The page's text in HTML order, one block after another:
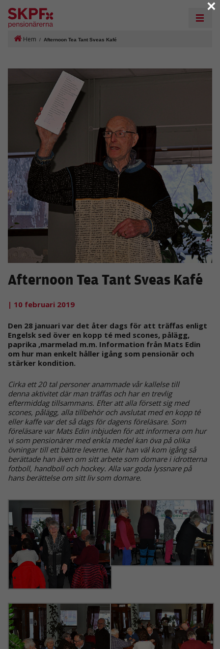
Hem / Afternoon Tea Tant Sveas Kafé
Afternoon Tea Tant Sveas Kafé
| 10 februari 2019
Den 28 januari var det åter dags för att träffas enligt
Engelsk sed över en kopp té med scones, pålägg,
paprika ,marmelad m.m. Information från Mats Edin
om hur man enkelt håller igång som pensionär och
stärker kondition.
Cirka ett 20 tal personer anammade vår kallelse till
denna aktivitet där man träffas och har en trevlig
eftermiddag tillsammans. Efter att alla försett sig med
scones, pålägg, alla tillbehör och avslutat med en kopp té
eller kaffe var det så dags för dagens föreläsare. Som
föreläsare var Mats Edin inbjuden för att informera om hur
vi som pensionärer med enkla medel kan öva på olika
övningar till ett bättre leverne. När han väl kom igång så
berättade han även om sitt arbete som domare i idrotterna
fotboll, handboll och hockey. Alla var goda lyssnare på
hans berättelse om sitt liv som domare.
×